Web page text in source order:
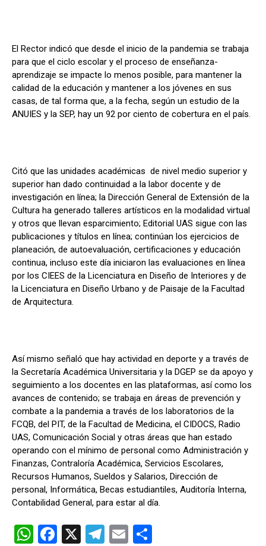
El Rector indicó que desde el inicio de la pandemia se trabaja
para que el ciclo escolar y el proceso de enseñanza-
aprendizaje se impacte lo menos posible, para mantener la
calidad de la educación y mantener a los jóvenes en sus
casas, de tal forma que, a la fecha, según un estudio de la
ANUIES y la SEP, hay un 92 por ciento de cobertura en el país.
Citó que las unidades académicas de nivel medio superior y
superior han dado continuidad a la labor docente y de
investigación en línea; la Dirección General de Extensión de la
Cultura ha generado talleres artísticos en la modalidad virtual
y otros que llevan esparcimiento; Editorial UAS sigue con las
publicaciones y títulos en línea; continúan los ejercicios de
planeación, de autoevaluación, certificaciones y educación
continua, incluso este día iniciaron las evaluaciones en línea
por los CIEES de la Licenciatura en Diseño de Interiores y de
la Licenciatura en Diseño Urbano y de Paisaje de la Facultad
de Arquitectura.
Así mismo señaló que hay actividad en deporte y a través de
la Secretaría Académica Universitaria y la DGEP se da apoyo y
seguimiento a los docentes en las plataformas, así como los
avances de contenido; se trabaja en áreas de prevención y
combate a la pandemia a través de los laboratorios de la
FCQB, del PIT, de la Facultad de Medicina, el CIDOCS, Radio
UAS, Comunicación Social y otras áreas que han estado
operando con el mínimo de personal como Administración y
Finanzas, Contraloría Académica, Servicios Escolares,
Recursos Humanos, Sueldos y Salarios, Dirección de
personal, Informática, Becas estudiantiles, Auditoría Interna,
Contabilidad General, para estar al día.
W F
X
T
E